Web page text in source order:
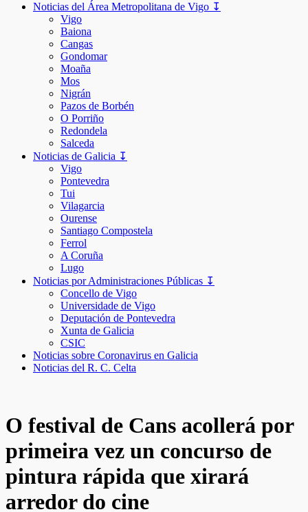
Noticias del Área Metropolitana de Vigo ↧
Vigo
Baiona
Cangas
Gondomar
Moaña
Mos
Nigrán
Pazos de Borbén
O Porriño
Redondela
Salceda
Noticias de Galicia ↧
Vigo
Pontevedra
Tui
Vilagarcia
Ourense
Santiago Compostela
Ferrol
A Coruña
Lugo
Noticias por Administraciones Públicas ↧
Concello de Vigo
Universidade de Vigo
Deputación de Pontevedra
Xunta de Galicia
CSIC
Noticias sobre Coronavirus en Galicia
Noticias del R. C. Celta
O festival de Cans acollerá por
primeira vez un concurso de
pintura rápida que xirará
arredor do cine